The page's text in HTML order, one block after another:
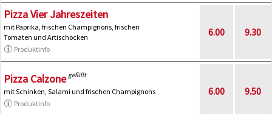
Pizza Vier Jahreszeiten
mit Paprika, frischen Champignons, frischen
Tomaten und Artischocken
Produktinfo
6.00 9.30
Pizza Calzone gefüllt
mit Schinken, Salami und frischen Champignons
Produktinfo
6.00 9.50